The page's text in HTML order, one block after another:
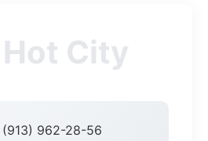
City
(913) 962-28-56